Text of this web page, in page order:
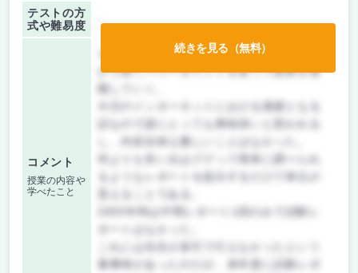
テストの方
式や難易度
コメント
授業の内容や
学べたこと
ネットワークにおける基礎となる授業を分
かり易くパワーポイントを使って授業を展
貰えることである。
2005年時は中間レポート1回のみで試験レ
裏事情があったのだが、来年度に試験レポ
続きを見る（無料）